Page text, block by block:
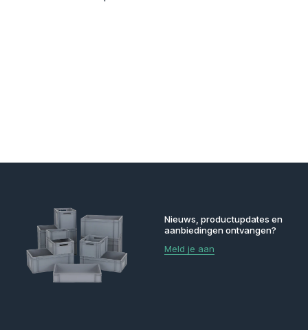
Nieuws, productupdates en
aanbiedingen ontvangen?
Meld je aan